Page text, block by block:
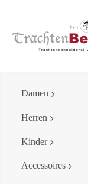
content
Damen
Herren
Kinder
Accessoires